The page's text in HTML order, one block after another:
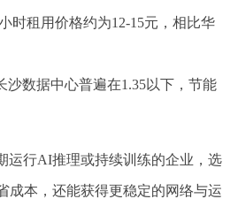
时租用价格约为12-15元，相比华
沙数据中心普遍在1.35以下，节能
运行AI推理或持续训练的企业，选
成本，还能获得更稳定的网络与运